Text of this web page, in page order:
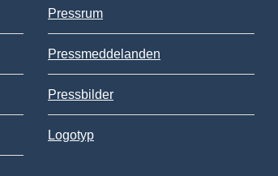
Pressrum
Pressmeddelanden
Pressbilder
Logotyp